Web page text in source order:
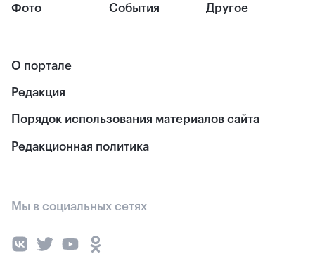
Фото События Другое
О портале
Редакция
Порядок использования материалов сайта
Редакционная политика
Мы в социальных сетях